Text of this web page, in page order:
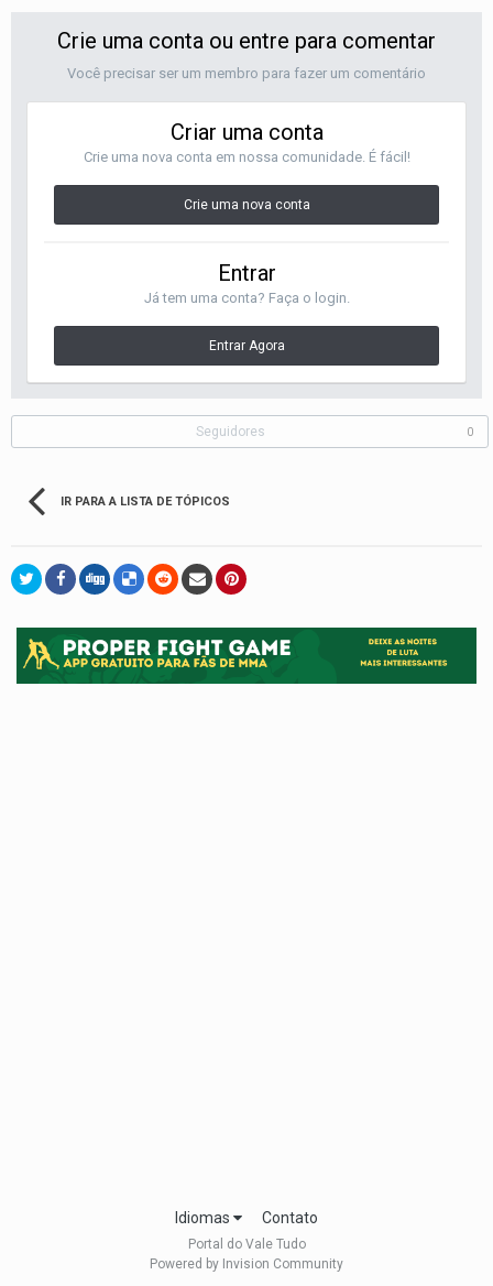
Crie uma conta ou entre para comentar
Você precisar ser um membro para fazer um comentário
Criar uma conta
Crie uma nova conta em nossa comunidade. É fácil!
Crie uma nova conta
Entrar
Já tem uma conta? Faça o login.
Entrar Agora
Seguidores 0
IR PARA A LISTA DE TÓPICOS
Idiomas Contato
Portal do Vale Tudo
Powered by Invision Community